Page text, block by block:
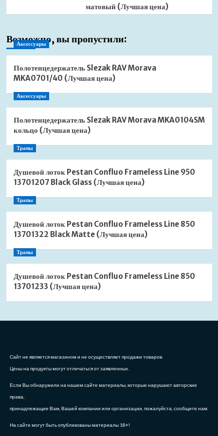
матовый (Лучшая цена)
Возможно, вы пропустили:
Аксессуары
Полотенцедержатель Slezak RAV Morava
MKA0701/40 (Лучшая цена)
Аксессуары
Полотенцедержатель Slezak RAV Morava MKA0104SM
кольцо (Лучшая цена)
Трапы
Душевой лоток Pestan Confluo Frameless Line 950
13701207 Black Glass (Лучшая цена)
Трапы
Душевой лоток Pestan Confluo Frameless Line 850
13701322 Black Matte (Лучшая цена)
Трапы
Душевой лоток Pestan Confluo Frameless Line 850
13701233 (Лучшая цена)
Сайт не является магазином и не осуществляет продажи товаров.
Цены на продукты могут отличаться от заявленных.
Если Вы обнаружили на нашем сайте материалы, которые нарушают авторские
права,
принадлежащие Вам, Вашей компании или организации, пожалуйста, сообщите нам.
На сайте могут быть опубликованы материалы 18+!